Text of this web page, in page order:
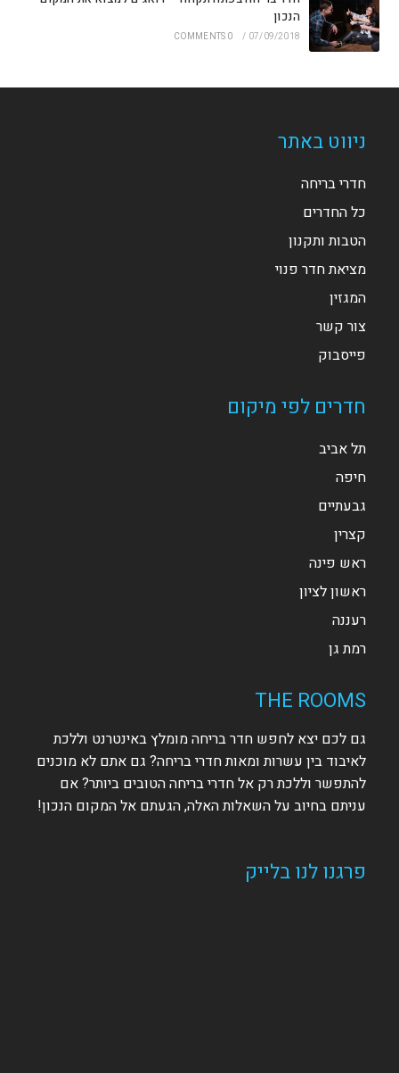
הנכון
07/09/2018
/
0 COMMENTS
ניווט באתר
חדרי בריחה
כל החדרים
הטבות ותקנון
מציאת חדר פנוי
המגזין
צור קשר
פייסבוק
חדרים לפי מיקום
תל אביב
חיפה
גבעתיים
קצרין
ראש פינה
ראשון לציון
רעננה
רמת גן
THE ROOMS
גם לכם יצא לחפש חדר בריחה מומלץ באינטרנט וללכת
לאיבוד בין עשרות ומאות חדרי בריחה? גם אתם לא מוכנים
להתפשר וללכת רק אל חדרי בריחה הטובים ביותר? אם
עניתם בחיוב על השאלות האלה, הגעתם אל המקום הנכון!
פרגנו לנו בלייק